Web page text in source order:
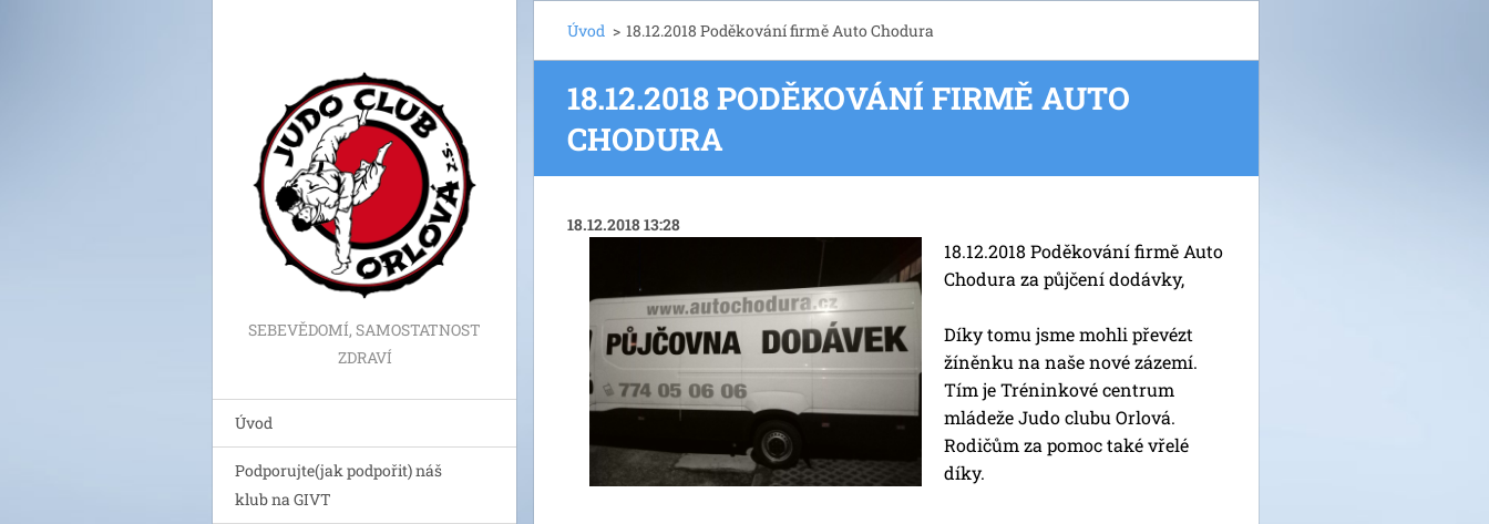
SEBEVĚDOMÍ, SAMOSTATNOST
ZDRAVÍ
Úvod
Podporujte(jak podpořit) náš
klub na GIVT
Úvod > 18.12.2018 Poděkování firmě Auto Chodura
18.12.2018 PODĚKOVÁNÍ FIRMĚ AUTO
CHODURA
18.12.2018 13:28
18.12.2018 Poděkování firmě Auto
Chodura za půjčení dodávky,
Díky tomu jsme mohli převézt
žíněnku na naše nové zázemí.
Tím je Tréninkové centrum
mládeže Judo clubu Orlová.
Rodičům za pomoc také vřelé
díky.